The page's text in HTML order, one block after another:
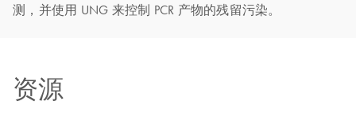
测，并使用 UNG 来控制 PCR 产物的残留污染。
资源